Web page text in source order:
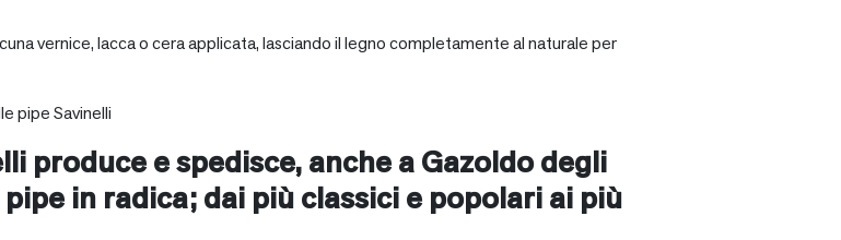
vernice, lacca o cera applicata, lasciando il legno completamente al naturale per
pipe Savinelli
produce e spedisce, anche aGazoldo degli
in radica; dai più classici e popolari ai più